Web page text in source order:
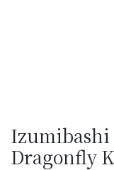
Izumibashi
Dragonfly